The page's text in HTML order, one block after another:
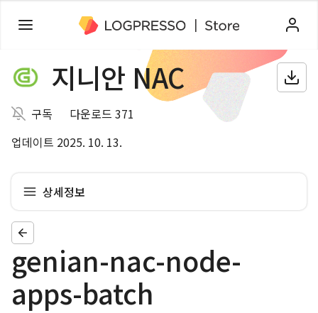
지니안 NAC
구독
다운로드 371
업데이트 2025. 10. 13.
상세정보
genian-nac-node-
apps-batch